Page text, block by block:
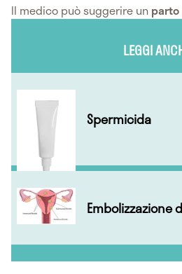
Il medico può suggerire un parto
LEGGI
Spermicida
Embolizzazione